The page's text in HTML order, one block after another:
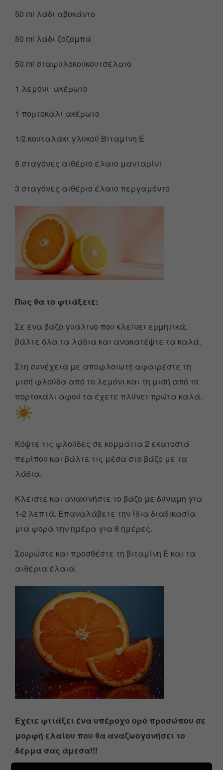
50 ml λάδι αβοκάντο
50 ml λάδι ζοζομπά
50 ml σταφυλοκουκουτσέλαιο
1 λεμόνι ακέρωτο
1 πορτοκάλι ακέρωτο
1/2 κουταλάκι γλυκού Βιταμίνη Ε
5 σταγόνες αιθέριο έλαιο μανταρίνι
3 σταγόνες αιθέριο έλαιο περγαμόντο
Πως θα το φτιάξετε:
Σε ένα βάζο γυάλινο που κλείνει ερμητικά,
βάλτε όλα τα λάδια και ανακατέψτε τα καλά.
Στη συνέχεια με αποφλοιωτή αφαιρέστε τη
μισή φλούδα από το λεμόνι και τη μισή από το
πορτοκάλι αφού τα έχετε πλύνει πρώτα καλά.
Κόψτε τις φλούδες σε κομμάτια 2 εκατοστά
περίπου και βάλτε τις μέσα στο βάζο με τα
λάδια.
Κλέιστε και ανακινήστε το βάζο με δύναμη για
1-2 λεπτά. Επαναλάβετε την ίδια διαδικασία
μια φορά την ημέρα για 6 ημέρες.
Σουρώστε και προσθέστε τη βιταμίνη Ε και τα
αιθέρια έλαια.
Έχετε φτιάξει ένα υπέροχο ορό προσώπου σε
μορφή ελαίου που θα αναζωογονήσει το
δέρμα σας άμεσα!!!